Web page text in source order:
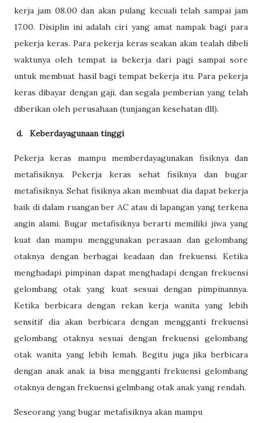
kerja jam 08.00 dan akan pulang kecuali telah sampai jam
17.00. Disiplin ini adalah ciri yang amat nampak bagi para
pekerja keras. Para pekerja keras seakan akan tealah dibeli
waktunya oleh tempat ia bekerja dari pagi sampai sore
untuk membuat hasil bagi tempat bekerja itu. Para pekerja
keras dibayar dengan gaji, dan segala pemberian yang telah
diberikan oleh perusahaan (tunjangan kesehatan dll).
d. Keberdayagunaan tinggi
Pekerja keras mampu memberdayagunakan fisiknya dan
metafisiknya. Pekerja keras sehat fisiknya dan bugar
metafisiknya. Sehat fisiknya akan membuat dia dapat bekerja
baik di dalam ruangan ber AC atau di lapangan yang terkena
angin alami. Bugar metafisiknya berarti memiliki jiwa yang
kuat dan mampu menggunakan perasaan dan gelombang
otaknya dengan berbagai keadaan dan frekuensi. Ketika
menghadapi pimpinan dapat menghadapi dengan frekuensi
gelombang otak yang kuat sesuai dengan pimpinannya.
Ketika berbicara dengan rekan kerja wanita yang lebih
sensitif dia akan berbicara dengan mengganti frekuensi
gelombang otaknya sesuai dengan frekuensi gelombang
otak wanita yang lebih lemah. Begitu juga jika berbicara
dengan anak anak ia bisa mengganti frekuensi gelombang
otaknya dengan frekuensi gelmbang otak anak yang rendah.
Seseorang yang bugar metafisiknya akan mampu